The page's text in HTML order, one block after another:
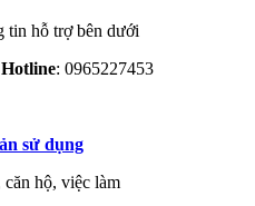
tin hỗ trợ bên dưới
Hotline: 0965227453
sử dụng
hộ, việc làm